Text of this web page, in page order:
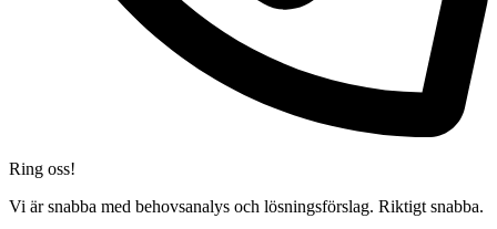
Ring oss!
Vi är snabba med behovsanalys och lösningsförslag. Riktigt snabba.